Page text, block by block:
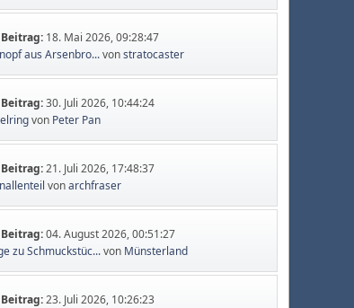
18. Mai 2026, 09:28:47
aus Arsenbro...vonstratocaster
30. Juli 2026, 10:44:24
von Peter Pan
21. Juli 2026, 17:48:37
vonarchfraser
04. August 2026, 00:51:27
zu Schmuckstüc...von Münsterland
23. Juli 2026, 10:26:23